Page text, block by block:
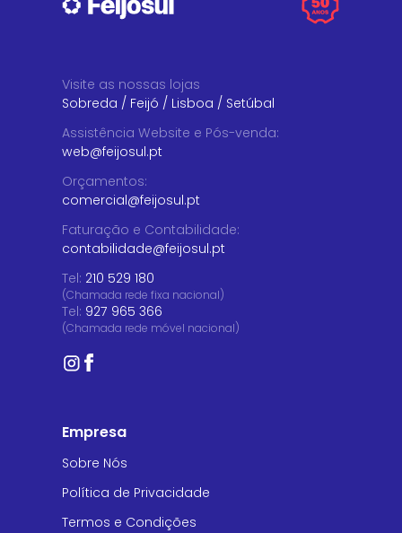
Visite as nossas lojas
Sobreda / Feijó / Lisboa / Setúbal
Assistência Website e Pós-venda:
web@feijosul.pt
Orçamentos:
comercial@feijosul.pt
Faturação e Contabilidade:
contabilidade@feijosul.pt
Tel: 210 529 180
(Chamada rede fixa nacional)
Tel: 927 965 366
(Chamada rede móvel nacional)
Empresa
Sobre Nós
Política de Privacidade
Termos e Condições